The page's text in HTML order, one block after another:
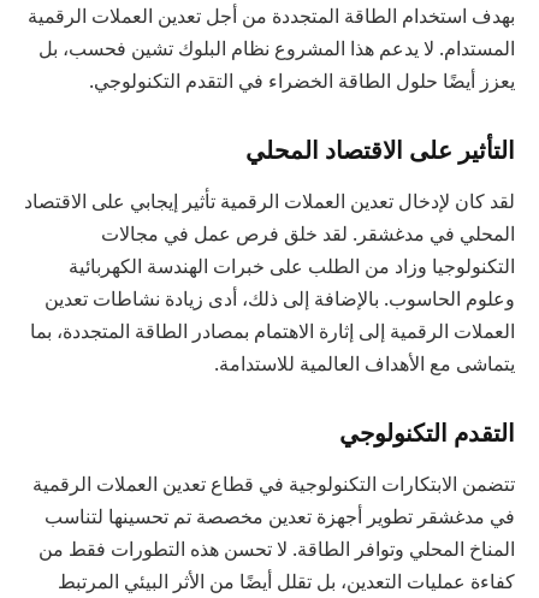
بهدف استخدام الطاقة المتجددة من أجل تعدين العملات الرقمية
المستدام. لا يدعم هذا المشروع نظام البلوك تشين فحسب، بل
يعزز أيضًا حلول الطاقة الخضراء في التقدم التكنولوجي.
التأثير على الاقتصاد المحلي
لقد كان لإدخال تعدين العملات الرقمية تأثير إيجابي على الاقتصاد
المحلي في مدغشقر. لقد خلق فرص عمل في مجالات
التكنولوجيا وزاد من الطلب على خبرات الهندسة الكهربائية
وعلوم الحاسوب. بالإضافة إلى ذلك، أدى زيادة نشاطات تعدين
العملات الرقمية إلى إثارة الاهتمام بمصادر الطاقة المتجددة، بما
يتماشى مع الأهداف العالمية للاستدامة.
التقدم التكنولوجي
تتضمن الابتكارات التكنولوجية في قطاع تعدين العملات الرقمية
في مدغشقر تطوير أجهزة تعدين مخصصة تم تحسينها لتناسب
المناخ المحلي وتوافر الطاقة. لا تحسن هذه التطورات فقط من
كفاءة عمليات التعدين، بل تقلل أيضًا من الأثر البيئي المرتبط